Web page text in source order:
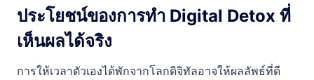
ประโยชน์ของการทำ Digital Detox ที่
เห็นผลได้จริง
การให้เวลาตัวเองได้พักจากโลกดิจิทัลอาจให้ผลลัพธ์ที่ดี